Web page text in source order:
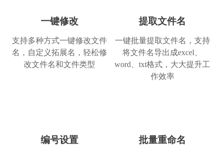
一键修改
支持多种方式一键修改文件
名，自定义拓展名，轻松修
改文件名和文件类型
提取文件名
一键批量提取文件名，支持
将文件名导出成excel、
word、txt格式，大大提升工
作效率
编号设置 批量重命名
简单的就是好用的